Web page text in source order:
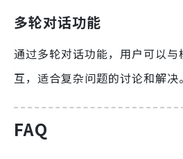
多轮对话功能
通过多轮对话功能，用户可以
互，适合复杂问题的讨论和解决。
FAQ